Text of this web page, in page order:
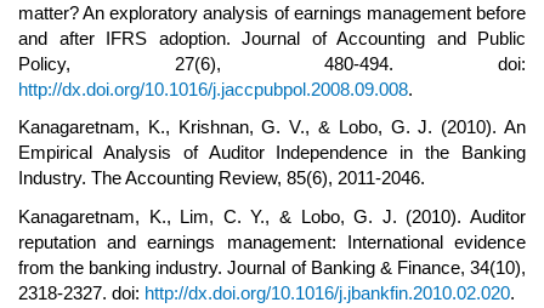
matter? An exploratory analysis of earnings management before
and after IFRS adoption. Journal of Accounting and Public
Policy, 27(6), 480-494. doi:
http://dx.doi.org/10.1016/j.jaccpubpol.2008.09.008.
Kanagaretnam, K., Krishnan, G. V., & Lobo, G. J. (2010). An
Empirical Analysis of Auditor Independence in the Banking
Industry. The Accounting Review, 85(6), 2011-2046.
Kanagaretnam, K., Lim, C. Y., & Lobo, G. J. (2010). Auditor
reputation and earnings management: International evidence
from the banking industry. Journal of Banking & Finance, 34(10),
2318-2327. doi: http://dx.doi.org/10.1016/j.jbankfin.2010.02.020.